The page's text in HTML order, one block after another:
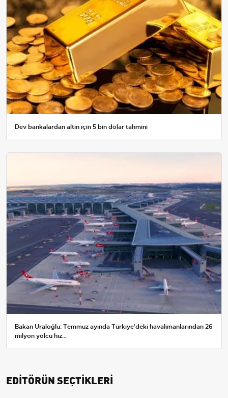
Dev bankalardan altın için 5 bin dolar tahmini
Bakan Uraloğlu: Temmuz ayında Türkiye'deki havalimanlarından 26
milyon yolcu hiz...
EDİTÖRÜN SEÇTİKLERİ